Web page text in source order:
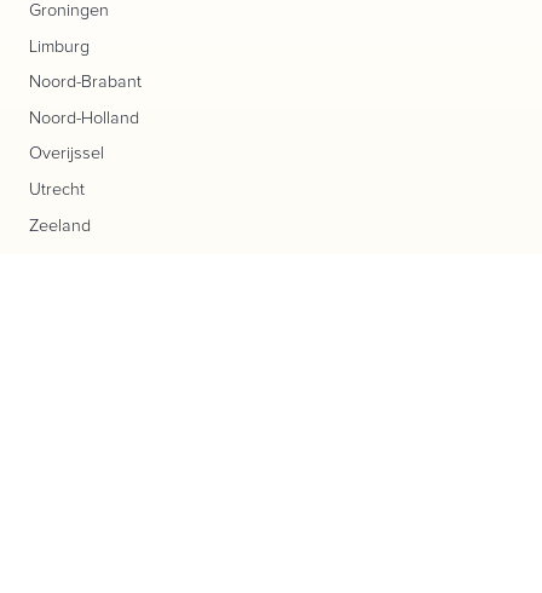
Groningen
Limburg
Noord-Brabant
Noord-Holland
Overijssel
Utrecht
Zeeland